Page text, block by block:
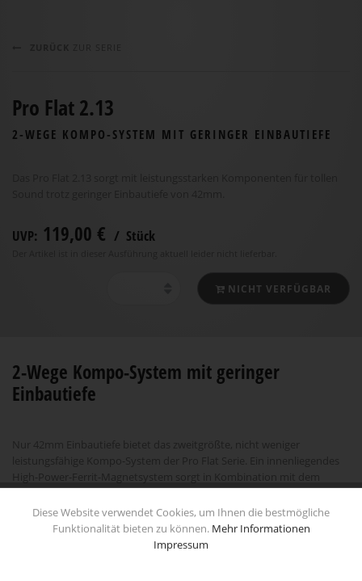
Pro Flat 2.13
2-WEGE KOMPO-SYSTEM MIT GERINGER EINBAUTIEFE
UVP: 119,00 € / Stück
NICHT VERFÜGBAR
2-Wege Kompo-System mit geringer
Einbautiefe
optimalen Wirkungsgrad einer leichten, beschichteten
Papiermembran und der Dynamic-Schaumsicke für exzellenten Klang.
Der Lautsprecher ist in einen stabilen Stahlkorb mit resonanzarmer
Struktur-Beschichtung eingebettet. Dem Kompo-System liegt ein
Diese Website verwendet Cookies, um Ihnen die bestmögliche
Funktionalität bieten zu können. Mehr Informationen
Impressum